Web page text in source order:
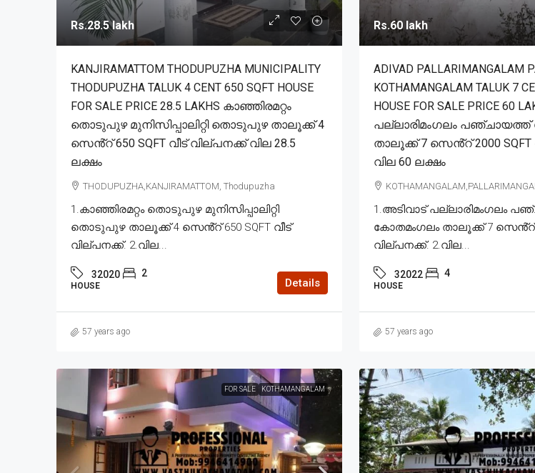
Rs.28.5 lakh
KANJIRAMATTOM THODUPUZHA MUNICIPALITY
THODUPUZHA TALUK 4 CENT 650 SQFT HOUSE
FOR SALE PRICE 28.5 LAKHS കാഞ്ഞിരമറ്റം
തൊടുപുഴ മുനിസിപ്പാലിറ്റി തൊടുപുഴ താലൂക്ക് 4
സെൻ്റ് 650 SQFT വീട് വില്പനക്ക് വില 28.5
ലക്ഷം
THODUPUZHA,KANJIRAMATTOM, Thodupuzha
1.കാഞ്ഞിരമറ്റം തൊടുപുഴ മുനിസിപ്പാലിറ്റി
തൊടുപുഴ താലൂക്ക് 4 സെൻ്റ് 650 SQFT വീട്
വില്പനക്ക്. 2.വില...
32020 2
HOUSE Details
57 years ago
Rs.60 lakh
ADIVAD PALLARIMANGALAM
KOTHAMANGALAM TALUK 7
HOUSE FOR SALE PRICE 60
പല്ലാരിമംഗലം
താലൂക്ക് 7 സെൻ്റ് 2000 SQFT
വില 60 ലക്ഷം
1.അടിവാട് പല്ലാരിമംഗലം
കോതമംഗലം താലൂക്ക് 7 സെൻ്റ്
വില്പനക്ക്. 2.വില...
32022 4
HOUSE
57 years ago
FOR SALE KOTHAMANGALAM